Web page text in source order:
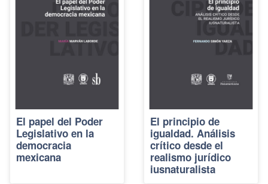
El papel del Poder
Legislativo en la
democracia
mexicana
El principio de
igualdad. Análisis
crítico desde el
realismo jurídico
iusnaturalista